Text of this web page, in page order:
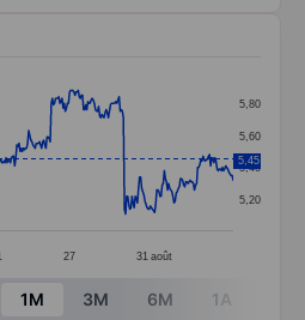
points.
displaying categories.
displaying values. Data
27 31 août
5,20
5,40
5,60
5,80
5,45
1M 3M 6M 1A